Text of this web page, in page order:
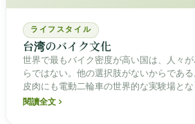
ライフスタイル
台湾のバイク文化
世界で最もバイク密度が高い国は、人々
らではない。他の選択肢がないからであ
皮肉にも電動二輪車の世界的な実験場とな
閱讀全文